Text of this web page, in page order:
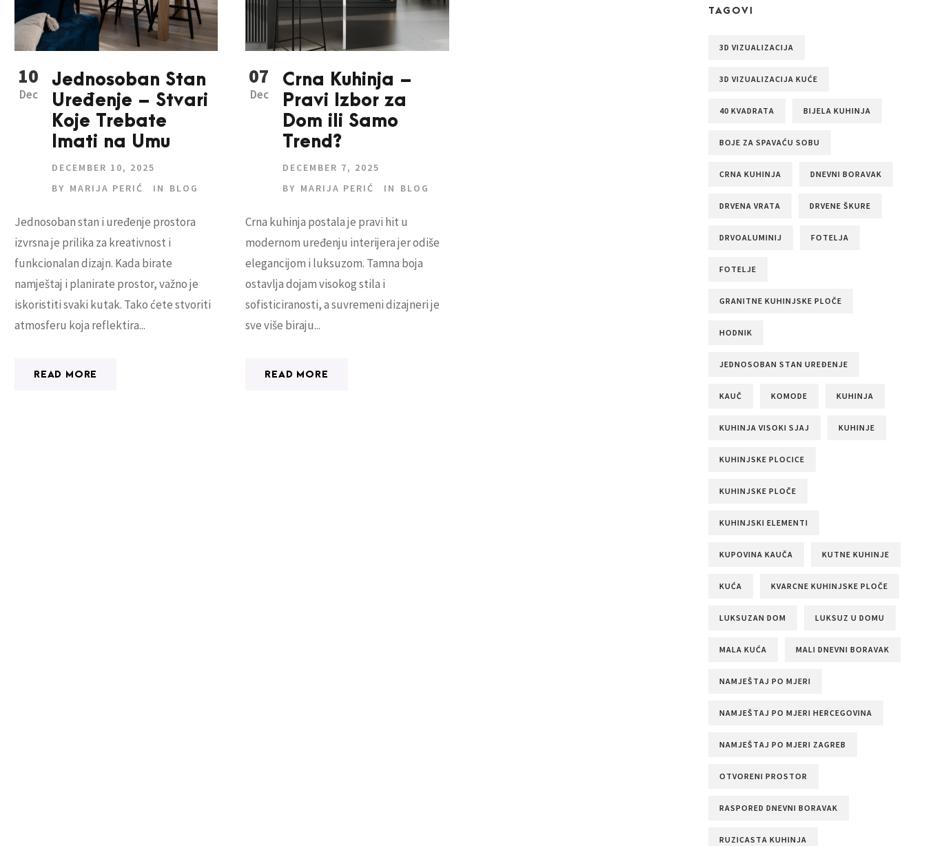
10
Dec
Jednosoban Stan
Uređenje – Stvari
Koje Trebate
Imati na Umu
DECEMBER 10, 2025
BY MARIJA PERIĆ IN BLOG
Jednosoban stan i uređenje prostora
izvrsna je prilika za kreativnost i
funkcionalan dizajn. Kada birate
namještaj i planirate prostor, važno je
iskoristiti svaki kutak. Tako ćete stvoriti
atmosferu koja reflektira...
READ MORE
07
Dec
Crna Kuhinja –
Pravi Izbor za
Dom ili Samo
Trend?
DECEMBER 7, 2025
BY MARIJA PERIĆ IN BLOG
Crna kuhinja postala je pravi hit u
modernom uređenju interijera jer odiše
elegancijom i luksuzom. Tamna boja
ostavlja dojam visokog stila i
sofisticiranosti, a suvremeni dizajneri je
sve više biraju...
READ MORE
TAGOVI
3D VIZUALIZACIJA
3D VIZUALIZACIJA KUĆE
40 KVADRATA BIJELA KUHINJA
BOJE ZA SPAVAĆU SOBU
CRNA KUHINJA DNEVNI BORAVAK
DRVENA VRATA DRVENE ŠKURE
DRVOALUMINIJ FOTELJA
FOTELJE
GRANITNE KUHINJSKE PLOČE
HODNIK
JEDNOSOBAN STAN UREĐENJE
KAUČ KOMODE KUHINJA
KUHINJA VISOKI SJAJ KUHINJE
KUHINJSKE PLOCICE
KUHINJSKE PLOČE
KUHINJSKI ELEMENTI
KUPOVINA KAUČA KUTNE KUHINJE
KUĆA KVARCNE KUHINJSKE PLOČE
LUKSUZAN DOM LUKSUZ U DOMU
MALA KUĆA MALI DNEVNI BORAVAK
NAMJEŠTAJ PO MJERI
NAMJEŠTAJ PO MJERI HERCEGOVINA
NAMJEŠTAJ PO MJERI ZAGREB
OTVORENI PROSTOR
RASPORED DNEVNI BORAVAK
RUZICASTA KUHINJA